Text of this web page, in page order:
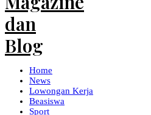
Home
News
Lowongan Kerja
Beasiswa
Sport